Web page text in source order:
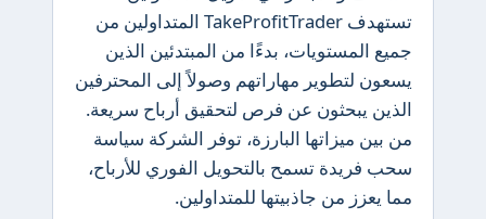
تستهدف TakeProfitTrader المتداولين من
جميع المستويات، بدءًا من المبتدئين الذين
يسعون لتطوير مهاراتهم وصولاً إلى المحترفين
الذين يبحثون عن فرص لتحقيق أرباح سريعة.
من بين ميزاتها البارزة، توفر الشركة سياسة
سحب فريدة تسمح بالتحويل الفوري للأرباح،
مما يعزز من جاذبيتها للمتداولين.